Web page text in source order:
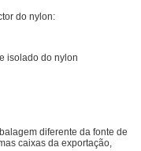
do nylon:
isolado do nylon
diferente da fonte de
caixas da exportação,